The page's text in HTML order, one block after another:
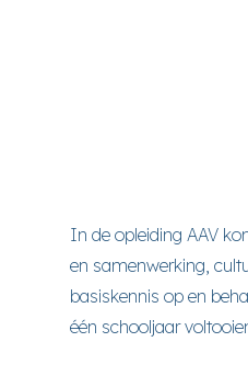
In de opleiding AAV
en samenwerking,
basiskennis op en
één schooljaar